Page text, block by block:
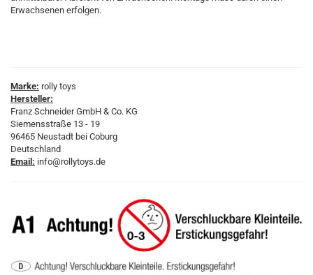
Erwachsenen erfolgen.
Marke: rolly toys
Hersteller:
Franz Schneider GmbH & Co. KG
Siemensstraße 13 - 19
96465 Neustadt bei Coburg
Deutschland
Email: info@rollytoys.de